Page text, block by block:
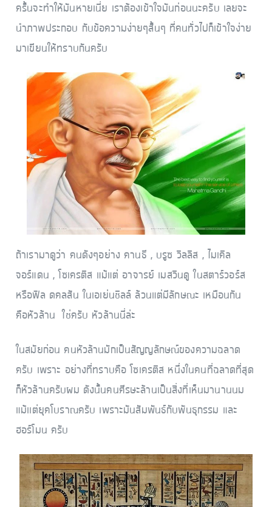
ครั้นจะทำให้มันหายเนี่ย เราต้องเข้าใจมันก่อนนะครับ เลยจะ
นำภาพประกอบ กับข้อความง่ายๆสั้นๆ ที่คนทั่วไปก็เข้าใจง่าย
มาเขียนให้ทราบกันครับ
ถ้าเรามาดูว่า คนดังๆอย่าง คานธี , บรูซ วิลลิส , ไมเคิล
จอร์แดน , โซเครติส แม้แต่ อาจารย์ เมสวินดู ในสตาร์วอร์ส
หรือฟิล ดคลสัน ในเอเย่นชิลล์ ล้วนแต่มีลักษณะ เหมือนกัน
คือหัวล้าน ใช่ครับ หัวล้านนี่ล่ะ
ในสมัยก่อน คนหัวล้านมักเป็นสัญญลักษณ์ของความฉลาด
ครับ เพราะ อย่างที่ทราบคือ โซเครติส หนึ่งในคนที่ฉลาดที่สุด
ก็หัวล้านครับผม ดังนั้นคนศีรษะล้านเป็นสิ่งที่เห็นมานานนม
แม้เเต่ยุคโบราณครับ เพราะมันสัมพันธ์กััับพันธุกรรม และ
ฮอร์โมน ครับ